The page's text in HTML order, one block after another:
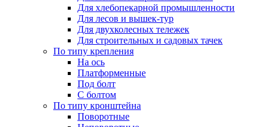
Для хлебопекарной промышленности
Для лесов и вышек-тур
Для двухколесных тележек
Для строительных и садовых тачек
По типу крепления
На ось
Платформенные
Под болт
С болтом
По типу кронштейна
Поворотные